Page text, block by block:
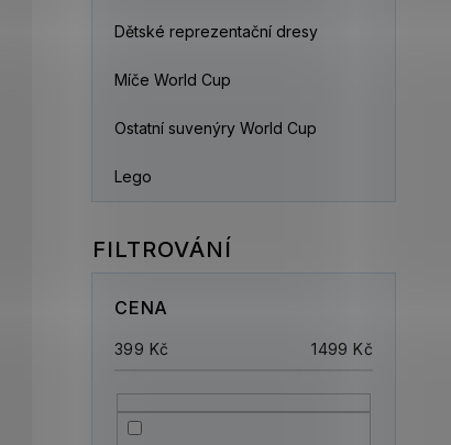
Dětské reprezentační dresy
Míče World Cup
Ostatní suvenýry World Cup
Lego
CENA
399 Kč 1499 Kč